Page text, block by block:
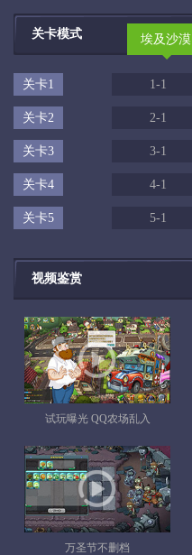
关卡模式 埃及沙漠
关卡1 1-1
关卡2 2-1
关卡3 3-1
关卡4 4-1
关卡5 5-1
视频鉴赏
试玩曝光 QQ农场乱入
万圣节不删档